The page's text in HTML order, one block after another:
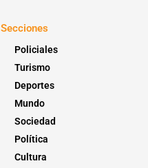
Secciones
Policiales
Turismo
Deportes
Mundo
Sociedad
Política
Cultura